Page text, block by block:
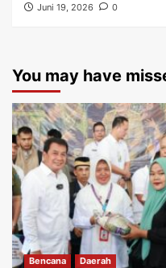
Juni 19, 2026
0
You may have
Bencana Daerah